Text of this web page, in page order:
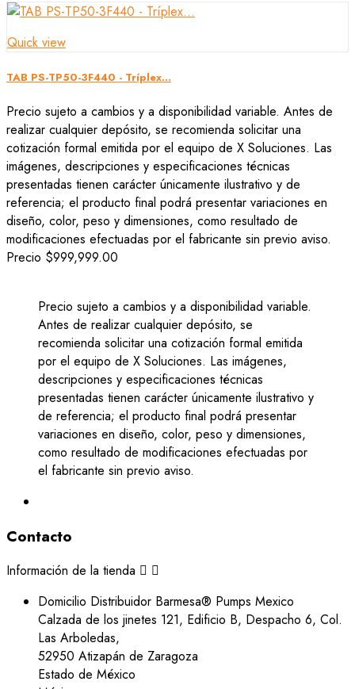
Quick view
TAB PS-TP50-3F440 - Tríplex...
Precio sujeto a cambios y a disponibilidad variable. Antes de
realizar cualquier depósito, se recomienda solicitar una
cotización formal emitida por el equipo de X Soluciones. Las
imágenes, descripciones y especificaciones técnicas
presentadas tienen carácter únicamente ilustrativo y de
referencia; el producto final podrá presentar variaciones en
diseño, color, peso y dimensiones, como resultado de
modificaciones efectuadas por el fabricante sin previo aviso.
Precio $999,999.00
Precio sujeto a cambios y a disponibilidad variable.
Antes de realizar cualquier depósito, se
recomienda solicitar una cotización formal emitida
por el equipo de X Soluciones. Las imágenes,
descripciones y especificaciones técnicas
presentadas tienen carácter únicamente ilustrativo y
de referencia; el producto final podrá presentar
variaciones en diseño, color, peso y dimensiones,
como resultado de modificaciones efectuadas por
el fabricante sin previo aviso.
Contacto
Información de la tienda  
Domicilio Distribuidor Barmesa® Pumps Mexico
Calzada de los jinetes 121, Edificio B, Despacho 6, Col.
Las Arboledas,
52950 Atizapán de Zaragoza
Estado de México